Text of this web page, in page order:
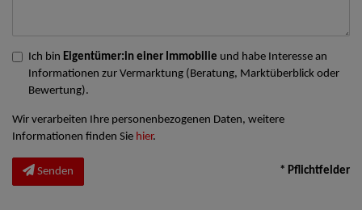
Ich bin Eigentümer:in einer Immobilie und habe Interesse an
Informationen zur Vermarktung (Beratung, Marktüberblick oder
Bewertung).
Wir verarbeiten Ihre personenbezogenen Daten, weitere
Informationen finden Sie hier.
Senden * Pflichtfelder